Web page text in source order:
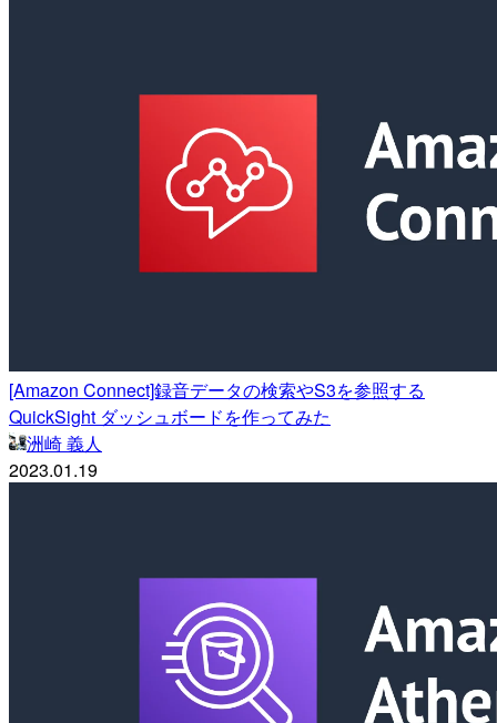
[Amazon Connect]録音データの検索やS3を参照する
QuickSight ダッシュボードを作ってみた
洲崎 義人
2023.01.19